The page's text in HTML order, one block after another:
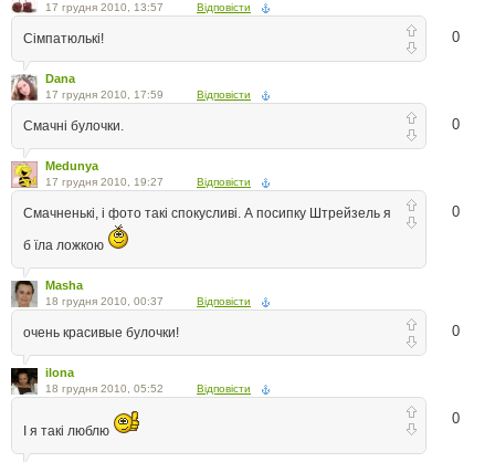
17 грудня 2010, 13:57 Відповісти
0
Сімпатюлькі!
Dana
17 грудня 2010, 17:59 Відповісти
0
Смачні булочки.
Medunya
17 грудня 2010, 19:27 Відповісти
0
Смачненькі, і фото такі спокусливі. А посипку Штрейзель я
б їла ложкою
Masha
18 грудня 2010, 00:37 Відповісти
0
очень красивые булочки!
ilona
18 грудня 2010, 05:52 Відповісти
0
І я такі люблю